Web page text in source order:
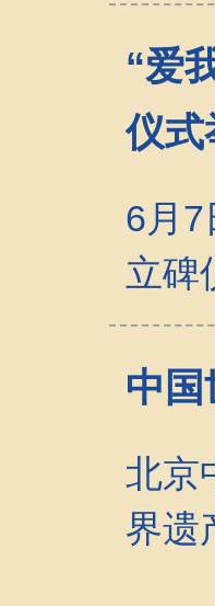
“爱
仪式
6月7
立碑
中
北京
界遗